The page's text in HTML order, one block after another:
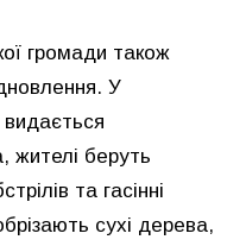
громади також
У
видається
жителі беруть
та гасінні
сухі дерева,